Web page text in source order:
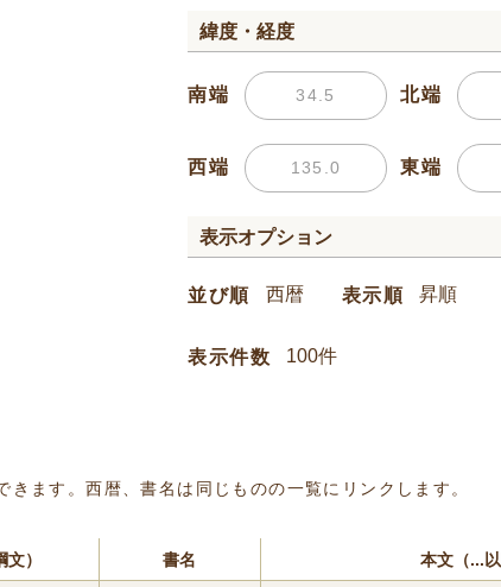
緯度・経度
南端 北端
西端 東端
表示オプション
並び順 表示順
表示件数
きます。西暦、書名は同じものの一覧にリンクします。
） 書名 本文（...